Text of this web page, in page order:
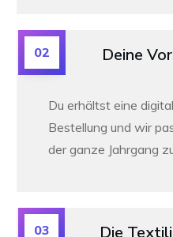
Deine
02
Du erhältst eine
Bestellung und wir
der ganze Jahrgang
Die
03